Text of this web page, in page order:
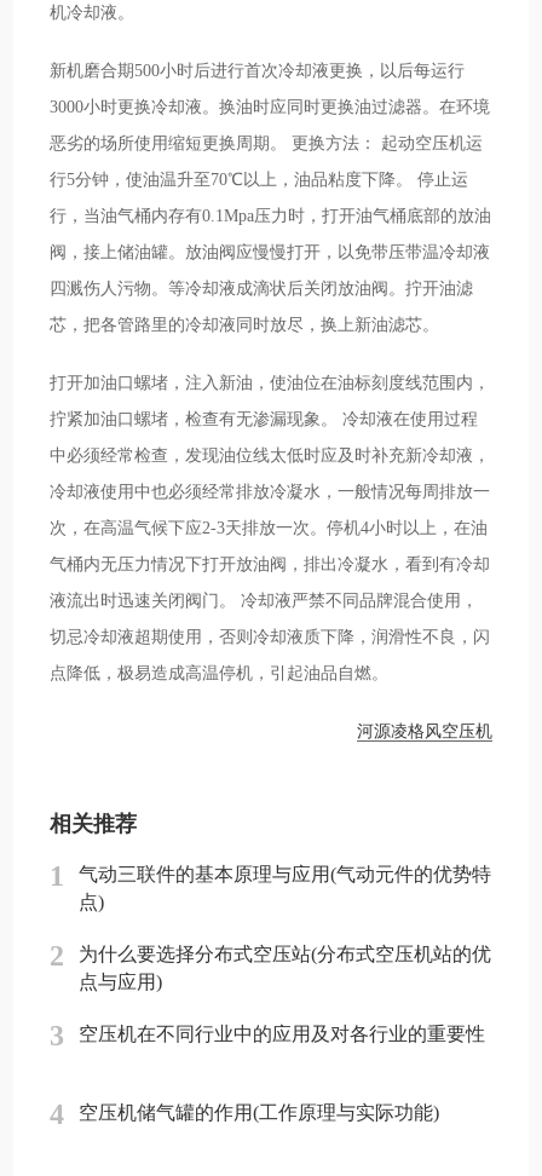
机冷却液。
新机磨合期500小时后进行首次冷却液更换，以后每运行
3000小时更换冷却液。换油时应同时更换油过滤器。在环境
恶劣的场所使用缩短更换周期。 更换方法： 起动空压机运
行5分钟，使油温升至70℃以上，油品粘度下降。 停止运
行，当油气桶内存有0.1Mpa压力时，打开油气桶底部的放油
阀，接上储油罐。放油阀应慢慢打开，以免带压带温冷却液
四溅伤人污物。等冷却液成滴状后关闭放油阀。拧开油滤
芯，把各管路里的冷却液同时放尽，换上新油滤芯。
打开加油口螺堵，注入新油，使油位在油标刻度线范围内，
拧紧加油口螺堵，检查有无渗漏现象。 冷却液在使用过程
中必须经常检查，发现油位线太低时应及时补充新冷却液，
冷却液使用中也必须经常排放冷凝水，一般情况每周排放一
次，在高温气候下应2-3天排放一次。停机4小时以上，在油
气桶内无压力情况下打开放油阀，排出冷凝水，看到有冷却
液流出时迅速关闭阀门。 冷却液严禁不同品牌混合使用，
切忌冷却液超期使用，否则冷却液质下降，润滑性不良，闪
点降低，极易造成高温停机，引起油品自燃。
河源凌格风空压机
相关推荐
1
气动三联件的基本原理与应用(气动元件的优势特
点)
2
为什么要选择分布式空压站(分布式空压机站的优
点与应用)
3 空压机在不同行业中的应用及对各行业的重要性
4 空压机储气罐的作用(工作原理与实际功能)